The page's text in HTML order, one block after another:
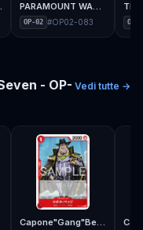
01 PARAMOUNT WAR - OP-02
OP-02 #OP02-083 OP-
- OP- Vedi tutte →
Capone"Gang"Bege